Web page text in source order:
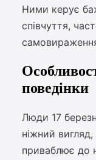
Ними керує
співчуття,
поведінки
Люди 17
ніжний
приваблює до